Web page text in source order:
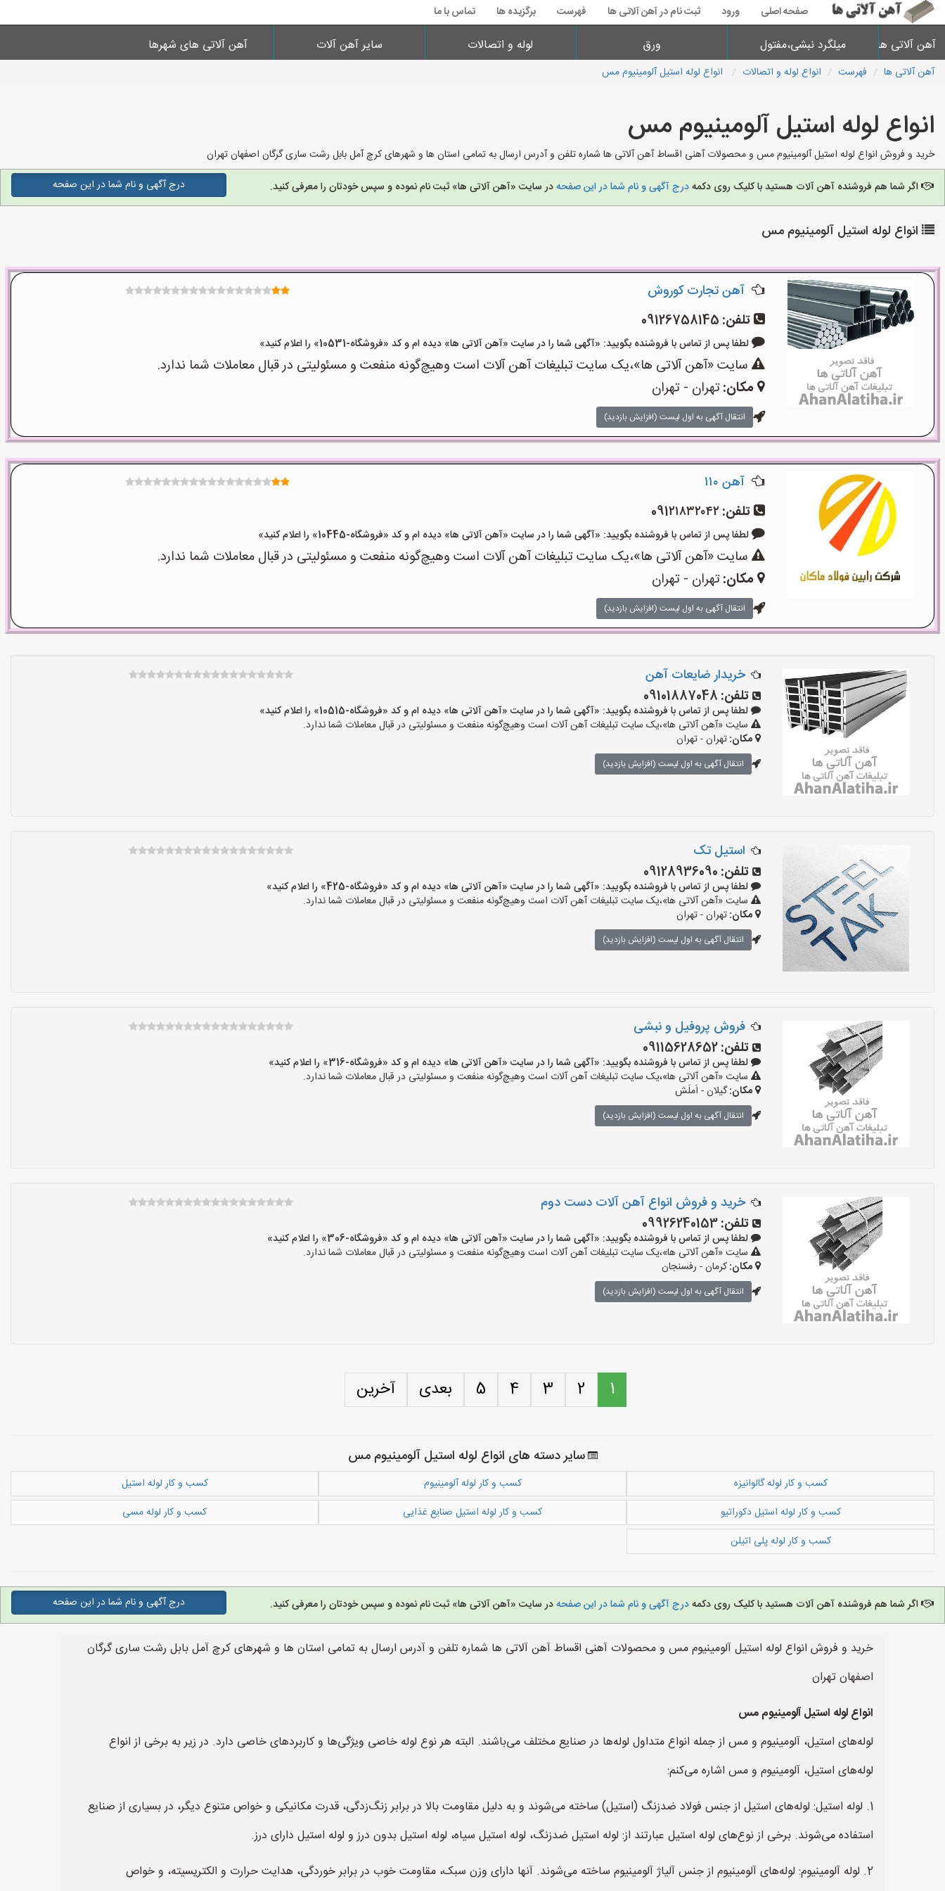
صفحه اصلی ورود ثبت نام در آهن آلاتی ها فهرست برگزیده ها تماس با ما
آهن آلاتی ها میلگرد نبشی،مفتول ورق لوله و اتصالات سایر آهن آلات آهن آلاتی های شهرها
آهن آلاتی ها فهرست انواع لوله و اتصالات انواع لوله استیل آلومینیوم مس
انواع لوله استیل آلومینیوم مس
خرید و فروش انواع لوله استیل آلومینیوم مس و محصولات آهنی اقساط آهن آلاتی ها شماره تلفن و آدرس ارسال به تمامی استان ها و شهرهای کرچ آمل بابل رشت ساری گرگان اصفهان تهران
اگر شما هم فروشنده آهن آلات هستید با کلیک روی دکمهدرج آگهی و نام شما در این صفحهدر سایت «آهن آلاتی ها» ثبت نام نموده و سپس خودتان را معرفی کنید. درج آگهی و نام شما در این صفحه
انواع لوله استیل آلومینیوم مس
آهن تجارت کوروش
تلفن: 09126758145
لطفا پس از تماس با فروشنده بگویید: «آگهی شما را در سایت «آهن آلاتی ها» دیده ام و کد «فروشگاه-10531» را اعلام کنید»
سایت «آهن آلاتی ها»،یک سایت تبلیغات آهن آلات است وهیچ‌گونه منفعت و مسئولیتی در قبال معاملات شما ندارد.
مکان:تهران - تهران
انتقال آگهی به اول لیست (افزایش بازدید)
آهن ۱۱۰
تلفن: 091۲۱۸۳۲۰۴۲
لطفا پس از تماس با فروشنده بگویید: «آگهی شما را در سایت «آهن آلاتی ها» دیده ام و کد «فروشگاه-10445» را اعلام کنید»
سایت «آهن آلاتی ها»،یک سایت تبلیغات آهن آلات است وهیچ‌گونه منفعت و مسئولیتی در قبال معاملات شما ندارد.
مکان:تهران - تهران
انتقال آگهی به اول لیست (افزایش بازدید)
خریدار ضایعات آهن
تلفن: 09101887048
لطفا پس از تماس با فروشنده بگویید: «آگهی شما را در سایت «آهن آلاتی ها» دیده ام و کد «فروشگاه-10515» را اعلام کنید»
سایت «آهن آلاتی ها»،یک سایت تبلیغات آهن آلات است وهیچ‌گونه منفعت و مسئولیتی در قبال معاملات شما ندارد.
مکان:تهران - تهران
انتقال آگهی به اول لیست (افزایش بازدید)
استیل تک
تلفن: 09128936090
لطفا پس از تماس با فروشنده بگویید: «آگهی شما را در سایت «آهن آلاتی ها» دیده ام و کد «فروشگاه-425» را اعلام کنید»
سایت «آهن آلاتی ها»،یک سایت تبلیغات آهن آلات است وهیچ‌گونه منفعت و مسئولیتی در قبال معاملات شما ندارد.
مکان:تهران - تهران
انتقال آگهی به اول لیست (افزایش بازدید)
فروش پروفیل و نبشی
تلفن:09115628652
لطفا پس از تماس با فروشنده بگویید: «آگهی شما را در سایت «آهن آلاتی ها» دیده ام و کد «فروشگاه-316» را اعلام کنید»
سایت «آهن آلاتی ها»،یک سایت تبلیغات آهن آلات است وهیچ‌گونه منفعت و مسئولیتی در قبال معاملات شما ندارد.
مکان:گیلان - اَملَش
انتقال آگهی به اول لیست (افزایش بازدید)
خرید و فروش انواع آهن آلات دست دوم
تلفن:09926240153
لطفا پس از تماس با فروشنده بگویید: «آگهی شما را در سایت «آهن آلاتی ها» دیده ام و کد «فروشگاه-306» را اعلام کنید»
سایت «آهن آلاتی ها»،یک سایت تبلیغات آهن آلات است وهیچ‌گونه منفعت و مسئولیتی در قبال معاملات شما ندارد.
مکان:کرمان - رفسنجان
انتقال آگهی به اول لیست (افزایش بازدید)
1
2
3
4
5 بعدی آخرین
سایر دسته های انواع لوله استیل آلومینیوم مس
کسب و کار لوله گالوانیزه کسب و کار لوله آلومینیوم
کسب و کار لوله استیل
کسب و کار لوله استیل دکوراتیو
کسب و کار لوله استیل صنایع غذایی
کسب و کار لوله مسی
کسب و کار لوله پلی اتیلن
اگر شما هم فروشنده آهن آلات هستید با کلیک روی دکمهدرج آگهی و نام شما در این صفحهدر سایت «آهن آلاتی ها» ثبت نام نموده و سپس خودتان را معرفی کنید. درج آگهی و نام شما در این صفحه
خرید و فروش انواع لوله استیل آلومینیوم مس و محصولات آهنی اقساط آهن آلاتی ها شماره تلفن و آدرس ارسال به تمامی استان ها و شهرهای کرچ آمل بابل رشت ساری گرگان
اصفهان تهران
انواع لوله استیل آلومینیوم مس
لوله‌های استیل، آلومینیوم و مس از جمله انواع متداول لوله‌ها در صنایع مختلف می‌باشند. البته هر نوع لوله خاصی ویژگی‌ها و کاربردهای خاصی دارد. در زیر به برخی از انواع
لوله‌های استیل، آلومینیوم و مس اشاره می‌کنم:
1. لوله استیل: لوله‌های استیل از جنس فولاد ضدزنگ (استیل) ساخته می‌شوند و به دلیل مقاومت بالا در برابر زنگ‌زدگی، قدرت مکانیکی و خواص متنوع دیگر، در بسیاری از صنایع
استفاده می‌شوند. برخی از نوع‌های لوله استیل عبارتند از: لوله استیل ضدزنگ، لوله استیل سیاه، لوله استیل بدون درز و لوله استیل دارای درز.
2. لوله آلومینیوم: لوله‌های آلومینیوم از جنس آلیاژ آلومینیوم ساخته می‌شوند. آنها دارای وزن سبک، مقاومت خوب در برابر خوردگی، هدایت حرارت و الکتریسیته، و خواص